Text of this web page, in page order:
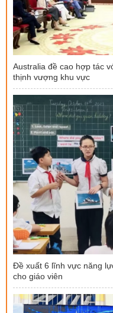
Australia đề cao hợp tác
thịnh vượng khu vực
Đề xuất 6 lĩnh vực năng
cho giáo viên